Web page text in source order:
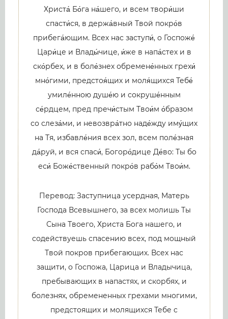
Христа́ Бо́га на́шего, и всем твори́ши
спасти́ся, в держа́вный Твой покро́в
прибега́ющим. Всех нас заступи́, о Госпоже́
Цари́це и Влады́чице, и́же в напа́стех и в
ско́рбех, и в боле́знех обремене́нных грехи́
мно́гими, предстоя́щих и моля́щихся Тебе́
умиле́нною душе́ю и сокруше́нным
се́рдцем, пред пречи́стым Твои́м о́бразом
со слеза́ми, и невозвра́тно наде́жду иму́щих
на Тя, избавле́ния всех зол, всем поле́зная
да́руй, и вся спаси́, Богоро́дице Де́во: Ты бо
еси́ Боже́ственный покро́в рабо́м Твои́м.
Перевод: Заступница усердная, Матерь
Господа Всевышнего, за всех молишь Ты
Сына Твоего, Христа Бога нашего, и
содействуешь спасению всех, под мощный
Твой покров прибегающих. Всех нас
защити, о Госпожа, Царица и Владычица,
пребывающих в напастях, и скорбях, и
болезнях, обремененных грехами многими,
предстоящих и молящихся Тебе с